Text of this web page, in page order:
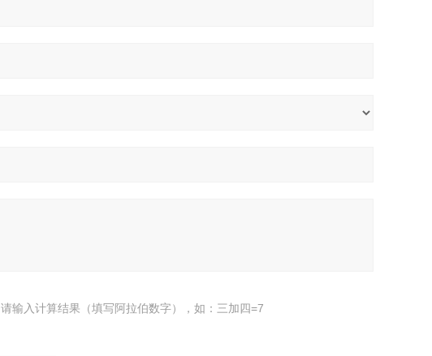
请输入计算结果（填写阿拉伯数字），如：三加四=7